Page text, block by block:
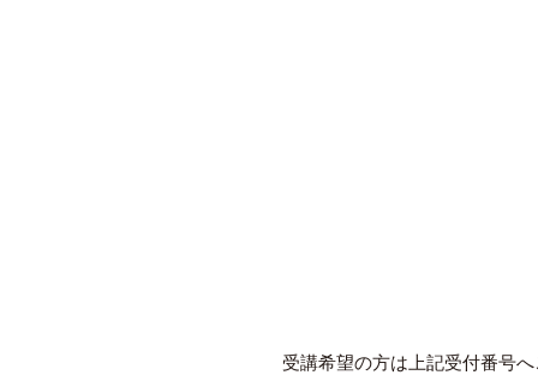
受講希望の方は上記受付番号へ